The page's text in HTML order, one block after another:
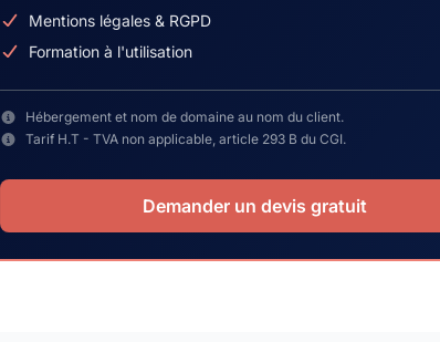
Mentions légales & RGPD
Formation à l'utilisation
Hébergement et nom de domaine au nom du client.
Tarif H.T - TVA non applicable, article 293 B du CGI.
Demander un devis gratuit